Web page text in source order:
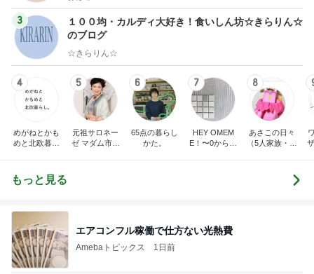
3
１００均・カルディ大好き！食いしん坊☆きらりん☆
のブログ
☆きらりん☆
4
めがねとかも
めと北欧暮ら
5
元祖サロネー
ゼ マダム市川
6
65点の暮らし
かた。
7
HEY OMEM
E！〜0からの
8
あさこの日々
（5人家族・投
もっと見る
エアコンフル稼働で仕方ない光熱費
Amebaトピックス 1日前